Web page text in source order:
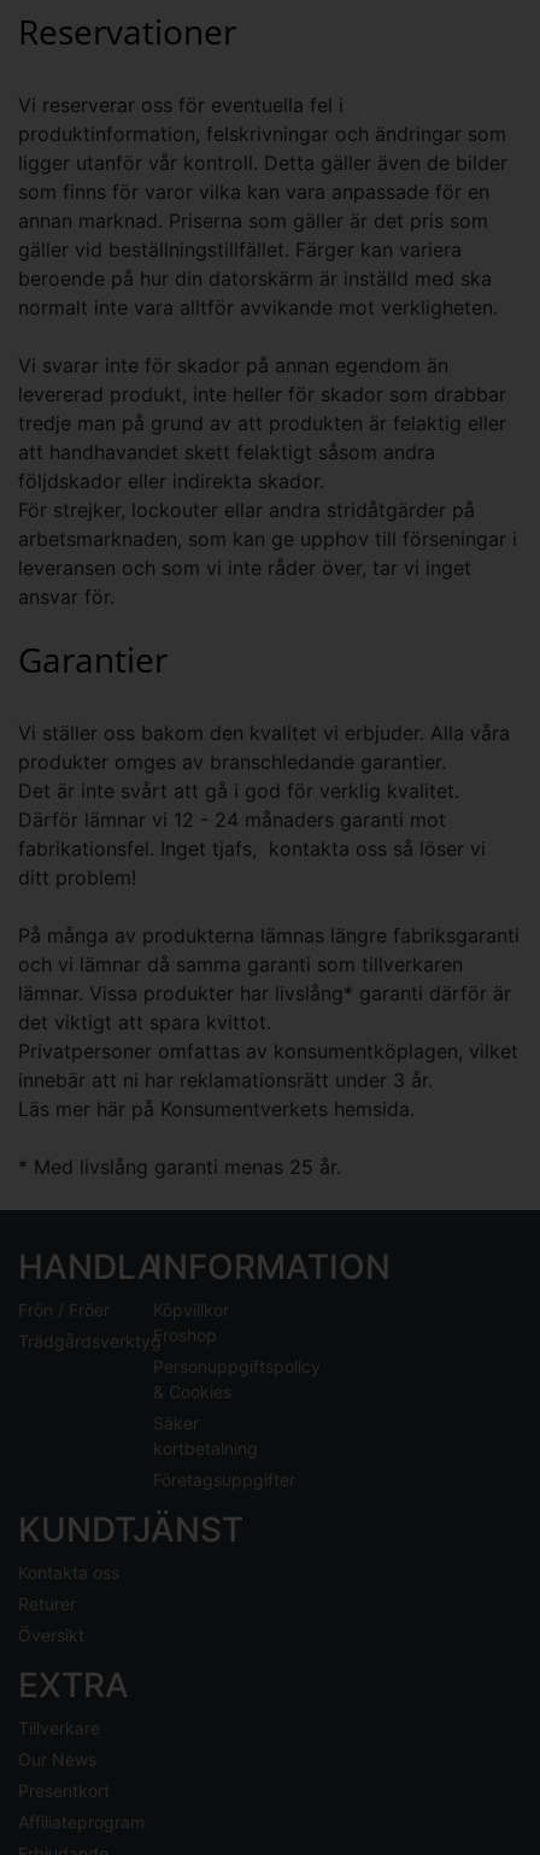
Reservationer
Vi reserverar oss för eventuella fel i
produktinformation, felskrivningar och ändringar som
ligger utanför vår kontroll. Detta gäller även de bilder
som finns för varor vilka kan vara anpassade för en
annan marknad. Priserna som gäller är det pris som
gäller vid beställningstillfället. Färger kan variera
beroende på hur din datorskärm är inställd med ska
normalt inte vara alltför avvikande mot verkligheten.
Vi svarar inte för skador på annan egendom än
levererad produkt, inte heller för skador som drabbar
tredje man på grund av att produkten är felaktig eller
att handhavandet skett felaktigt såsom andra
följdskador eller indirekta skador.
För strejker, lockouter ellar andra stridåtgärder på
arbetsmarknaden, som kan ge upphov till förseningar i
leveransen och som vi inte råder över, tar vi inget
ansvar för.
Garantier
Vi ställer oss bakom den kvalitet vi erbjuder. Alla våra
produkter omges av branschledande garantier.
Det är inte svårt att gå i god för verklig kvalitet.
Därför lämnar vi 12 - 24 månaders garanti mot
fabrikationsfel. Inget tjafs, kontakta oss så löser vi
ditt problem!
På många av produkterna lämnas längre fabriksgaranti
och vi lämnar då samma garanti som tillverkaren
lämnar. Vissa produkter har livslång* garanti därför är
det viktigt att spara kvittot.
Privatpersoner omfattas av konsumentköplagen, vilket
innebär att ni har reklamationsrätt under 3 år.
Läs mer här på Konsumentverkets hemsida.
* Med livslång garanti menas 25 år.
HANDLA
Frön / Fröer
Trädgårdsverktyg
INFORMATION
Köpvillkor
Froshop
Personuppgiftspolicy
& Cookies
Säker
kortbetalning
Företagsuppgifter
KUNDTJÄNST
Kontakta oss
Returer
Översikt
EXTRA
Tillverkare
Our News
Presentkort
Affiliateprogram